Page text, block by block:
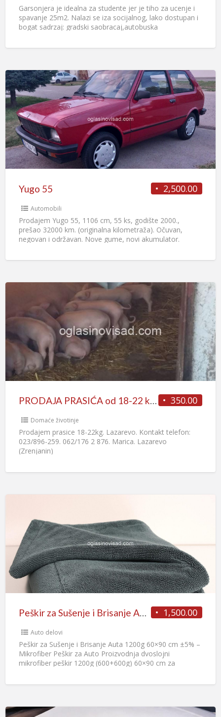
Garsonjera je idealna za studente jer je tiho za ucenje i
spavanje 25m2. Nalazi se iza socijalnog, lako dostupan i
bogat sadrzaj: gradski saobracaj,autobuska
2,500.00
Yugo 55
Automobili
Prodajem Yugo 55, 1106 cm, 55 ks, godište 2000.,
prešao 32000 km. (originalna kilometraža). Očuvan,
negovan i održavan. Nove gume, novi akumulator.
350.00
PRODAJA PRASIĆA od 18-22 kg (Lazarevo)
Domaće životinje
Prodajem prasice 18-22kg. Lazarevo. Kontakt telefon:
023/896-259. 062/176 2 876. Marica. Lazarevo
(Zrenjanin)
1,500.00
Peškir za Sušenje i Brisanje Auta 1200g 60×90 cm ±5% – Mikrofiber Peškir za Auto
Auto delovi
Peškir za Sušenje i Brisanje Auta 1200g 60×90 cm ±5% –
Mikrofiber Peškir za Auto Proizvodnja dvoslojni
mikrofiber peškir 1200g (600+600g) 60×90 cm za